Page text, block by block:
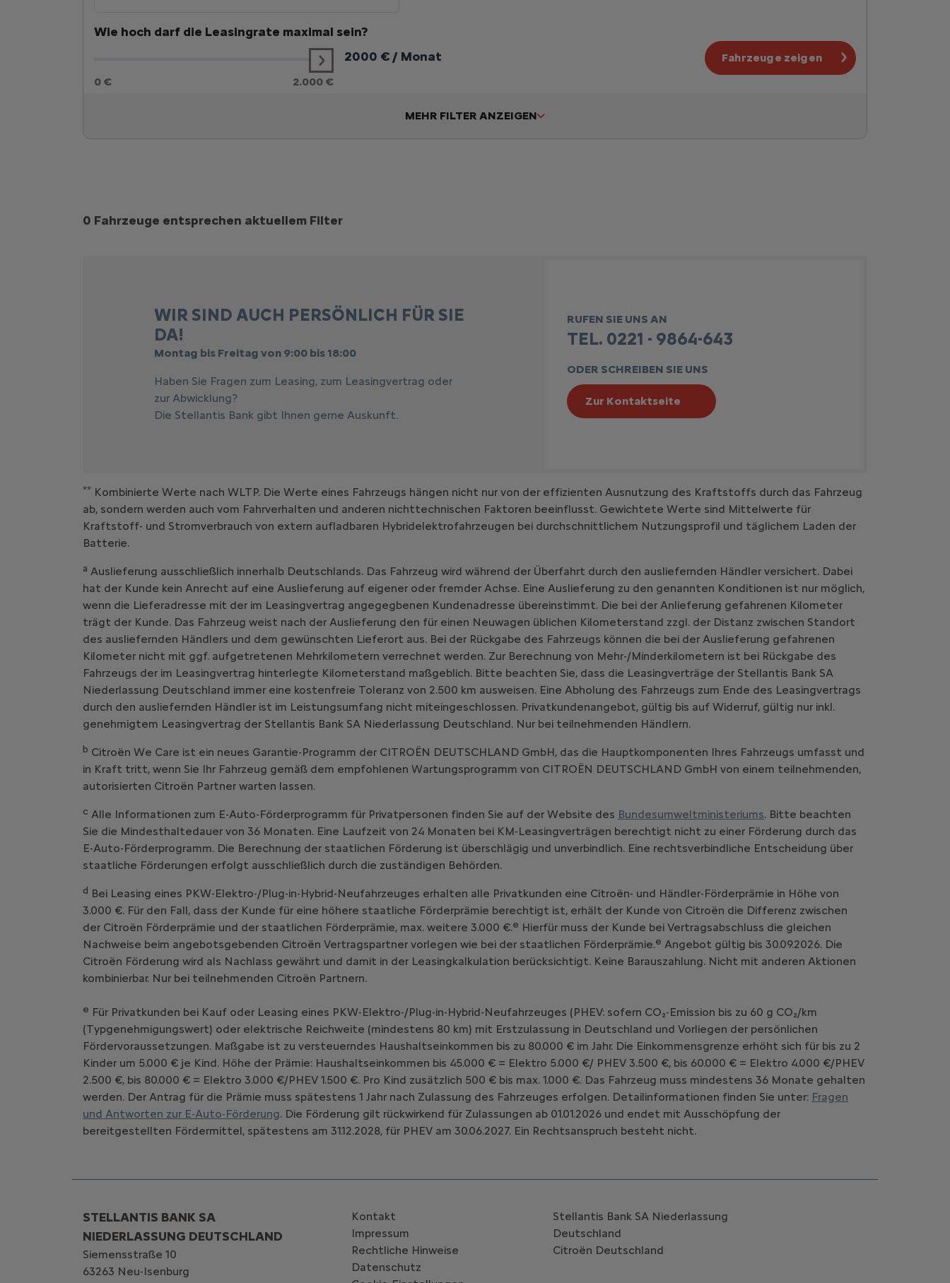
Wie hoch darf die Leasingrate maximal sein?
0 € 2.000 €
2000 € / Monat Fahrzeuge zeigen
MEHR FILTER ANZEIGEN
Suchergebnisse
0 Fahrzeuge entsprechen aktuellem Filter
WIR SIND AUCH PERSÖNLICH FÜR SIE
DA!
Montag bis Freitag von 9:00 bis 18:00
Haben Sie Fragen zum Leasing, zum Leasingvertrag oder
zur Abwicklung?
Die Stellantis Bank gibt Ihnen gerne Auskunft.
RUFEN SIE UNS AN
TEL. 0221 - 9864-643
ODER SCHREIBEN SIE UNS
Zur Kontaktseite
** Kombinierte Werte nach WLTP. Die Werte eines Fahrzeugs hängen nicht nur von der effizienten Ausnutzung des Kraftstoffs durch das Fahrzeug
ab, sondern werden auch vom Fahrverhalten und anderen nichttechnischen Faktoren beeinflusst. Gewichtete Werte sind Mittelwerte für
Kraftstoff- und Stromverbrauch von extern aufladbaren Hybridelektrofahrzeugen bei durchschnittlichem Nutzungsprofil und täglichem Laden der
Batterie.
a Auslieferung ausschließlich innerhalb Deutschlands. Das Fahrzeug wird während der Überfahrt durch den ausliefernden Händler versichert. Dabei
hat der Kunde kein Anrecht auf eine Auslieferung auf eigener oder fremder Achse. Eine Auslieferung zu den genannten Konditionen ist nur möglich,
wenn die Lieferadresse mit der im Leasingvertrag angegegbenen Kundenadresse übereinstimmt. Die bei der Anlieferung gefahrenen Kilometer
trägt der Kunde. Das Fahrzeug weist nach der Auslieferung den für einen Neuwagen üblichen Kilometerstand zzgl. der Distanz zwischen Standort
des ausliefernden Händlers und dem gewünschten Lieferort aus. Bei der Rückgabe des Fahrzeugs können die bei der Auslieferung gefahrenen
Kilometer nicht mit ggf. aufgetretenen Mehrkilometern verrechnet werden. Zur Berechnung von Mehr-/Minderkilometern ist bei Rückgabe des
Fahrzeugs der im Leasingvertrag hinterlegte Kilometerstand maßgeblich. Bitte beachten Sie, dass die Leasingverträge der Stellantis Bank SA
Niederlassung Deutschland immer eine kostenfreie Toleranz von 2.500 km ausweisen. Eine Abholung des Fahrzeugs zum Ende des Leasingvertrags
durch den ausliefernden Händler ist im Leistungsumfang nicht miteingeschlossen. Privatkundenangebot, gültig bis auf Widerruf, gültig nur inkl.
genehmigtem Leasingvertrag der Stellantis Bank SA Niederlassung Deutschland. Nur bei teilnehmenden Händlern.
b Citroën We Care ist ein neues Garantie-Programm der CITROËN DEUTSCHLAND GmbH, das die Hauptkomponenten Ihres Fahrzeugs umfasst und
in Kraft tritt, wenn Sie Ihr Fahrzeug gemäß dem empfohlenen Wartungsprogramm von CITROËN DEUTSCHLAND GmbH von einem teilnehmenden,
autorisierten Citroën Partner warten lassen.
c Alle Informationen zum E-Auto-Förderprogramm für Privatpersonen finden Sie auf der Website des Bundesumweltministeriums. Bitte beachten
Sie die Mindesthaltedauer von 36 Monaten. Eine Laufzeit von 24 Monaten bei KM-Leasingverträgen berechtigt nicht zu einer Förderung durch das
E-Auto-Förderprogramm. Die Berechnung der staatlichen Förderung ist überschlägig und unverbindlich. Eine rechtsverbindliche Entscheidung über
staatliche Förderungen erfolgt ausschließlich durch die zuständigen Behörden.
d Bei Leasing eines PKW-Elektro-/Plug-in-Hybrid-Neufahrzeuges erhalten alle Privatkunden eine Citroën- und Händler-Förderprämie in Höhe von
3.000 €. Für den Fall, dass der Kunde für eine höhere staatliche Förderprämie berechtigt ist, erhält der Kunde von Citroën die Differenz zwischen
der Citroën Förderprämie und der staatlichen Förderprämie, max. weitere 3.000 €.e Hierfür muss der Kunde bei Vertragsabschluss die gleichen
Nachweise beim angebotsgebenden Citroën Vertragspartner vorlegen wie bei der staatlichen Förderprämie.e Angebot gültig bis 30.09.2026. Die
Citroën Förderung wird als Nachlass gewährt und damit in der Leasingkalkulation berücksichtigt. Keine Barauszahlung. Nicht mit anderen Aktionen
kombinierbar. Nur bei teilnehmenden Citroën Partnern.
e Für Privatkunden bei Kauf oder Leasing eines PKW-Elektro-/Plug-in-Hybrid-Neufahrzeuges (PHEV: sofern CO₂-Emission bis zu 60 g CO₂/km
(Typgenehmigungswert) oder elektrische Reichweite (mindestens 80 km) mit Erstzulassung in Deutschland und Vorliegen der persönlichen
Fördervoraussetzungen. Maßgabe ist zu versteuerndes Haushaltseinkommen bis zu 80.000 € im Jahr. Die Einkommensgrenze erhöht sich für bis zu 2
Kinder um 5.000 € je Kind. Höhe der Prämie: Haushaltseinkommen bis 45.000 € = Elektro 5.000 €/ PHEV 3.500 €, bis 60.000 € = Elektro 4.000 €/PHEV
2.500 €, bis 80.000 € = Elektro 3.000 €/PHEV 1.500 €. Pro Kind zusätzlich 500 € bis max. 1.000 €. Das Fahrzeug muss mindestens 36 Monate gehalten
werden. Der Antrag für die Prämie muss spätestens 1 Jahr nach Zulassung des Fahrzeuges erfolgen. Detailinformationen finden Sie unter: Fragen
und Antworten zur E-Auto-Förderung. Die Förderung gilt rückwirkend für Zulassungen ab 01.01.2026 und endet mit Ausschöpfung der
bereitgestellten Fördermittel, spätestens am 31.12.2028, für PHEV am 30.06.2027. Ein Rechtsanspruch besteht nicht.
STELLANTIS BANK SA
NIEDERLASSUNG DEUTSCHLAND
Siemensstraße 10
63263 Neu-Isenburg
Kontakt
Impressum
Rechtliche Hinweise
Datenschutz
Stellantis Bank SA Niederlassung
Deutschland
Citroën‎ Deutschland